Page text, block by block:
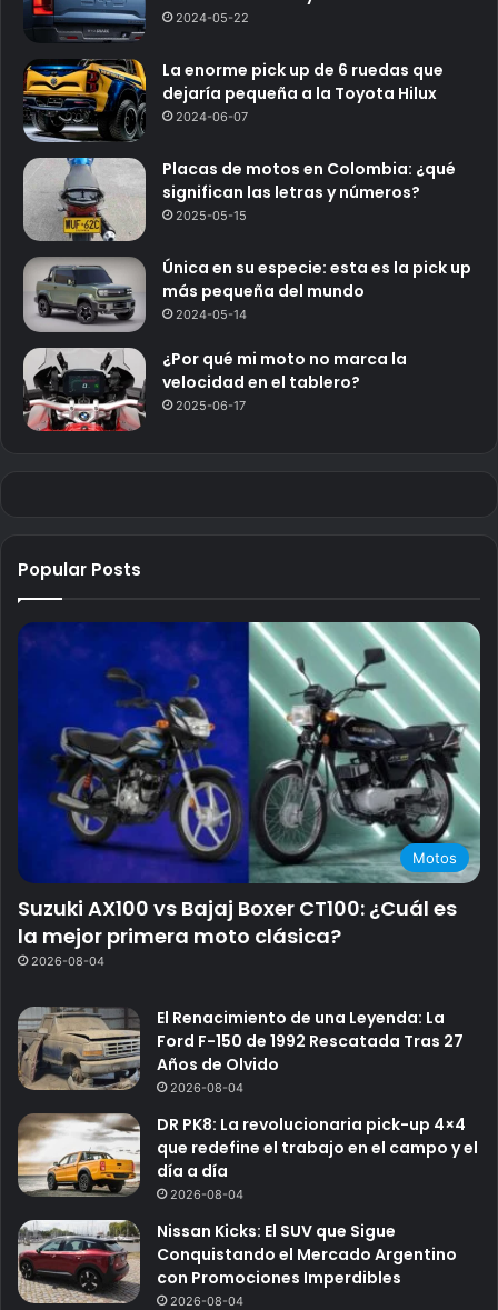
2024-05-22
La enorme pick up de 6 ruedas que
dejaría pequeña a la Toyota Hilux
2024-06-07
Placas de motos en Colombia: ¿qué
significan las letras y números?
2025-05-15
Única en su especie: esta es la pick up
más pequeña del mundo
2024-05-14
¿Por qué mi moto no marca la
velocidad en el tablero?
2025-06-17
Popular Posts
Motos
Suzuki AX100 vs Bajaj Boxer CT100: ¿Cuál es
la mejor primera moto clásica?
2026-08-04
El Renacimiento de una Leyenda: La
Ford F-150 de 1992 Rescatada Tras 27
Años de Olvido
2026-08-04
DR PK8: La revolucionaria pick-up 4×4
que redefine el trabajo en el campo y el
día a día
2026-08-04
Nissan Kicks: El SUV que Sigue
Conquistando el Mercado Argentino
con Promociones Imperdibles
2026-08-04